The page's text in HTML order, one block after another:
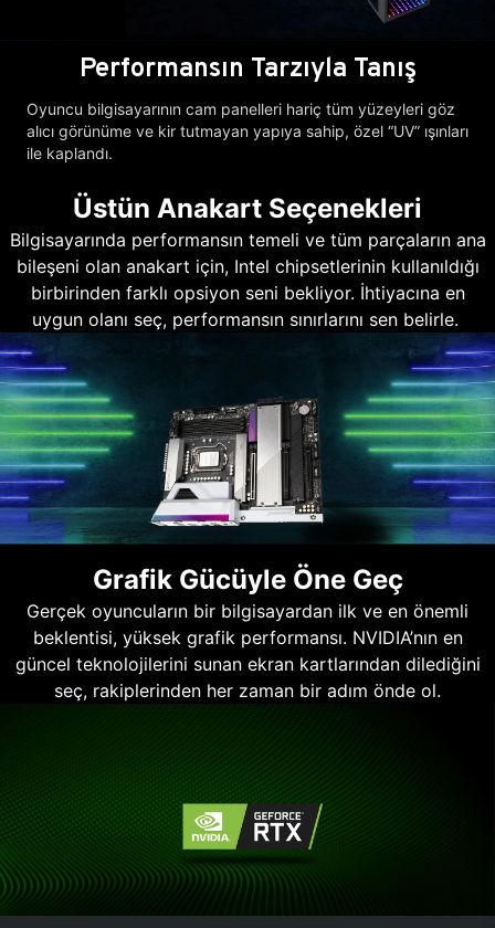
Performansın Tarzıyla Tanış
Oyuncu bilgisayarının cam panelleri hariç tüm yüzeyleri göz
alıcı görünüme ve kir tutmayan yapıya sahip, özel “UV” ışınları
ile kaplandı.
Üstün Anakart Seçenekleri
Bilgisayarında performansın temeli ve tüm parçaların ana
bileşeni olan anakart için, Intel chipsetlerinin kullanıldığı
birbirinden farklı opsiyon seni bekliyor. İhtiyacına en
uygun olanı seç, performansın sınırlarını sen belirle.
Grafik Gücüyle Öne Geç
Gerçek oyuncuların bir bilgisayardan ilk ve en önemli
beklentisi, yüksek grafik performansı. NVIDIA’nın en
güncel teknolojilerini sunan ekran kartlarından dilediğini
seç, rakiplerinden her zaman bir adım önde ol.